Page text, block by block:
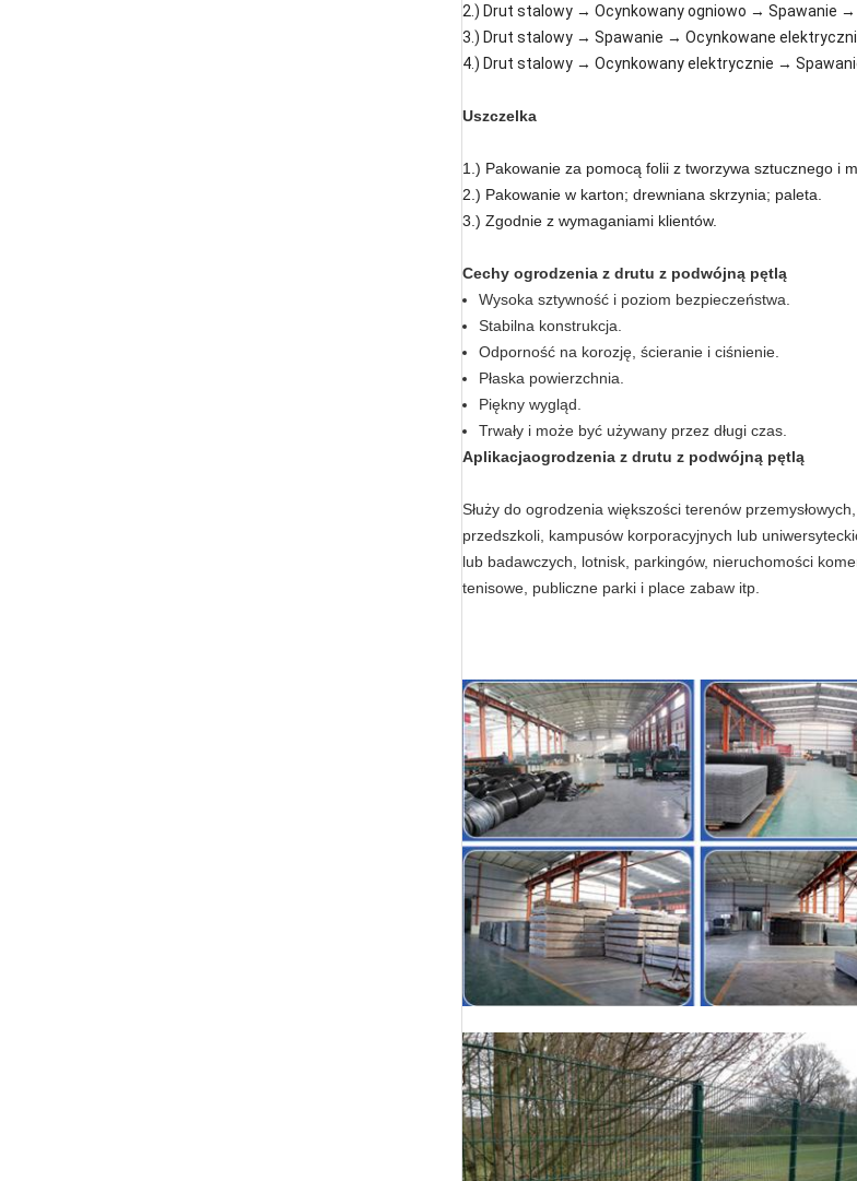
2.) Drut stalowy → Ocynkowany ogniowo → Spawanie
3.) Drut stalowy → Spawanie → Ocynkowane
4.) Drut stalowy → Ocynkowany elektrycznie →
Uszczelka
1.) Pakowanie za pomocą folii z tworzywa sztucznego i
2.) Pakowanie w karton; drewniana skrzynia; paleta.
3.) Zgodnie z wymaganiami klientów.
Cechy ogrodzenia z drutu z podwójną pętlą
Wysoka sztywność i poziom bezpieczeństwa.
Stabilna konstrukcja.
Odporność na korozję, ścieranie i ciśnienie.
Płaska powierzchnia.
Piękny wygląd.
Trwały i może być używany przez długi czas.
Aplikacjaogrodzenia z drutu z podwójną pętlą
Służy do ogrodzenia większości terenów
przedszkoli, kampusów korporacyjnych lub
lub badawczych, lotnisk, parkingów, nieruchomości
tenisowe, publiczne parki i place zabaw itp.